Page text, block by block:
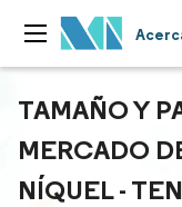
TAMAÑO Y
MERCADO
NÍQUEL -